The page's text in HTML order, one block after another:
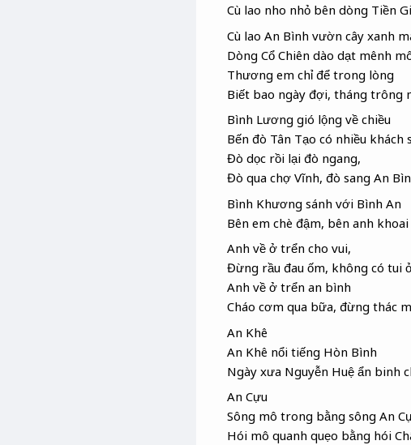
Cù lao nho nhỏ bên dòng Tiền
Cù lao An Bình vườn cây xanh
Dòng Cổ Chiên dào dạt mênh
Thương em chỉ để trong lòng
Biết bao ngày đợi, tháng trông
Bình Lương gió lộng về chiều
Bến đò Tân Tạo có nhiều khách
Đò dọc rồi lại đò ngang,
Đò qua chợ Vĩnh, đò sang An
Bình Khương sánh với Bình An
Bên em chè đậm, bên anh
Anh về ở trển cho vui,
Đừng rầu đau ốm, không có tui
Anh về ở trển an bình
Cháo cơm qua bữa, đừng thác
An Khê
An Khê nổi tiếng Hòn Bình
Ngày xưa Nguyễn Huệ ẩn binh
An Cựu
Sông mô trong bằng sông An
Hói mô quanh quẹo bằng hói